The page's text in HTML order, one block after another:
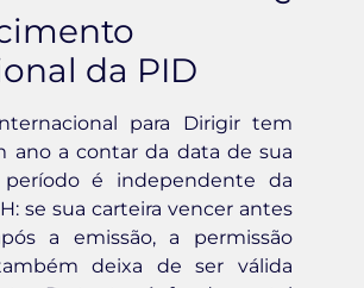
da PID
para Dirigir tem
ano a contar da data de sua
período é independente da
se sua carteira vencer antes
a emissão, a permissão
deixa de ser válida